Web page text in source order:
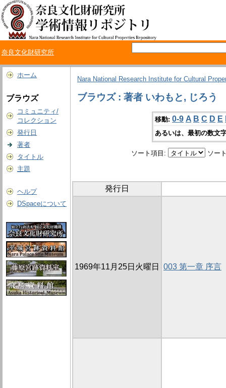
奈良文化財研究所
ホーム
ブラウズ
コミュニティ/
コレクション
発行日
著者
タイトル
主題
ヘルプ
DSpaceについて
Nara National Research Institute for Cultural
ブラウズ : 著者 いわもと, じろう
移動: 0-9 A B C D E
あるいは、最初の数文
ソート項目: ソー
発行日
1969年11月25日火曜日 003 第一章 序言